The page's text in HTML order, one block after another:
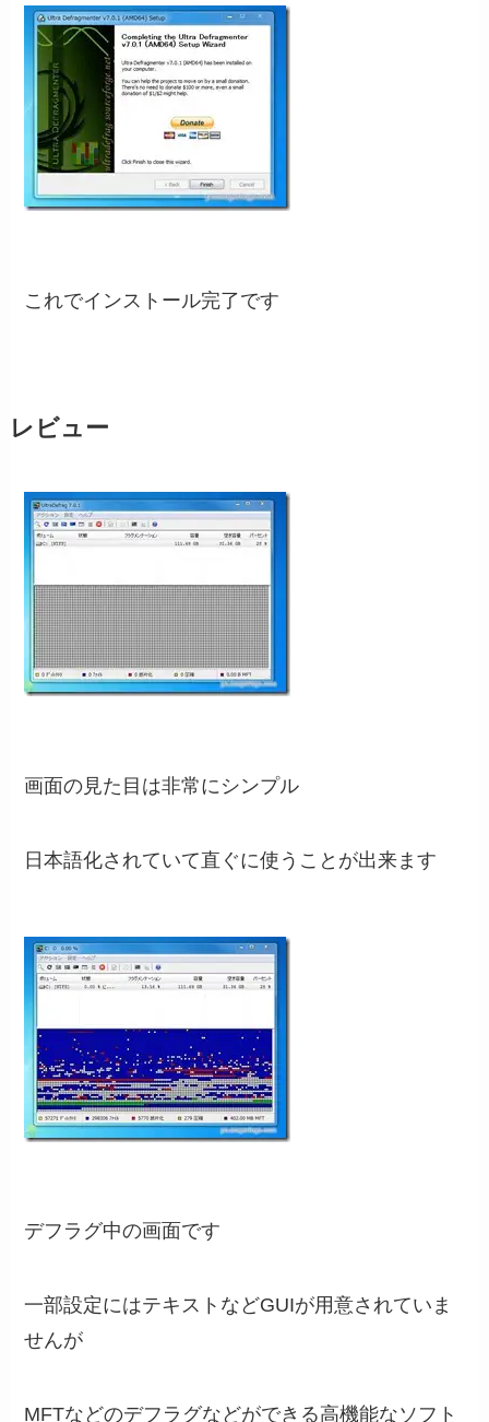
これでインストール完了です
レビュー
画面の見た目は非常にシンプル
日本語化されていて直ぐに使うことが出来ます
デフラグ中の画面です
一部設定にはテキストなどGUIが用意されていま
せんが
MFTなどのデフラグなどができる高機能なソフト